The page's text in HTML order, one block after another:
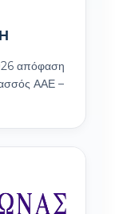
απόφαση
ΑΑΕ –